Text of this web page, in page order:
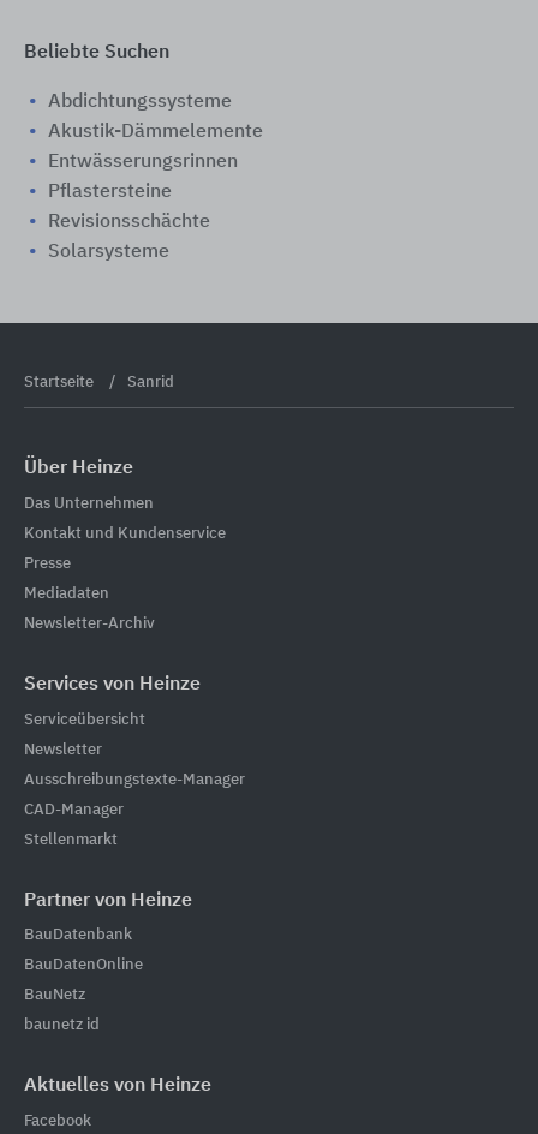
Beliebte Suchen
Abdichtungssysteme
Akustik-Dämmelemente
Entwässerungsrinnen
Pflastersteine
Revisionsschächte
Solarsysteme
Startseite Sanrid
Über Heinze
Das Unternehmen
Kontakt und Kundenservice
Presse
Mediadaten
Newsletter-Archiv
Services von Heinze
Serviceübersicht
Newsletter
Ausschreibungstexte-Manager
CAD-Manager
Stellenmarkt
Partner von Heinze
BauDatenbank
BauDatenOnline
BauNetz
baunetz id
Aktuelles von Heinze
Facebook